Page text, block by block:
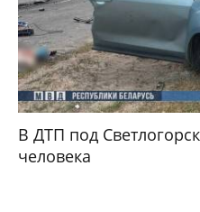
В ДТП под
человека